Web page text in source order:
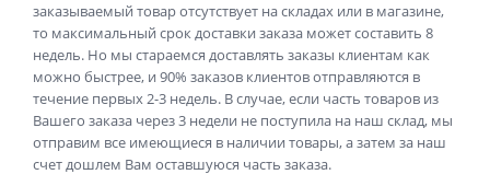
заказываемый товар отсутствует на складах или в магазине,
то максимальный срок доставки заказа может составить 8
недель. Но мы стараемся доставлять заказы клиентам как
можно быстрее, и 90% заказов клиентов отправляются в
течение первых 2-3 недель. В случае, если часть товаров из
Вашего заказа через 3 недели не поступила на наш склад, мы
отправим все имеющиеся в наличии товары, а затем за наш
счет дошлем Вам оставшуюся часть заказа.